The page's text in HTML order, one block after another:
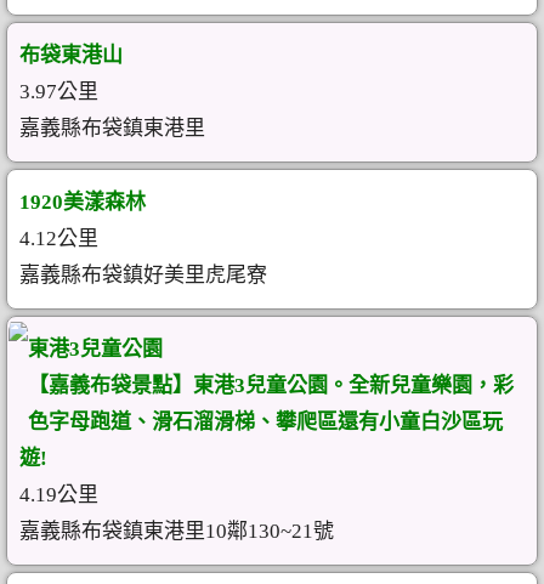
布袋東港山
3.97公里
嘉義縣布袋鎮東港里
1920美漾森林
4.12公里
嘉義縣布袋鎮好美里虎尾寮
東港3兒童公園
【嘉義布袋景點】東港3兒童公園。全新兒童樂園，彩
色字母跑道、滑石溜滑梯、攀爬區還有小童白沙區玩
遊!
4.19公里
嘉義縣布袋鎮東港里10鄰130~21號